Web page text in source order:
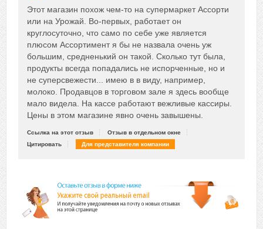
0
Сказать друзьям об отзыве
Этот магазин похож чем-то на супермаркет Ассорти
или на Урожай. Во-первых, работает он
круглосуточно, что само по себе уже является
плюсом Ассортимент я бы не назвала очень уж
большим, средненький он такой. Сколько тут была,
продукты всегда попадались не испорченные, но и
не суперсвежести... имею в в виду, например,
молоко. Продавцов в торговом зале я здесь вообще
мало видела. На кассе работают вежливые кассиры.
Цены в этом магазине явно очень завышены.
Ссылка на этот отзыв
Отзыв в отдельном окне
Цитировать
Для представителя компании